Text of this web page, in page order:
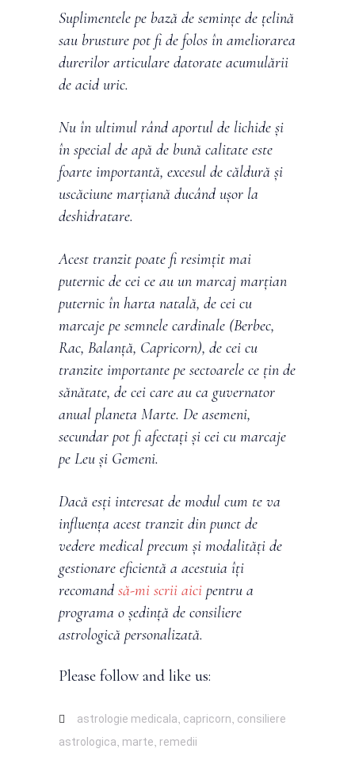
Suplimentele pe bază de semințe de țelină
sau brusture pot fi de folos în ameliorarea
durerilor articulare datorate acumulării
de acid uric.
Nu în ultimul rând aportul de lichide și
în special de apă de bună calitate este
foarte importantă, excesul de căldură și
uscăciune marțiană ducând ușor la
deshidratare.
Acest tranzit poate fi resimțit mai
puternic de cei ce au un marcaj marțian
puternic în harta natală, de cei cu
marcaje pe semnele cardinale (Berbec,
Rac, Balanță, Capricorn), de cei cu
tranzite importante pe sectoarele ce țin de
sănătate, de cei care au ca guvernator
anual planeta Marte. De asemeni,
secundar pot fi afectați și cei cu marcaje
pe Leu și Gemeni.
Dacă esți interesat de modul cum te va
influența acest tranzit din punct de
vedere medical precum și modalități de
gestionare eficientă a acestuia îți
recomand să-mi scrii aici pentru a
programa o ședință de consiliere
astrologică personalizată.
Please follow and like us:
astrologie medicala, capricorn, consiliere
astrologica, marte, remedii